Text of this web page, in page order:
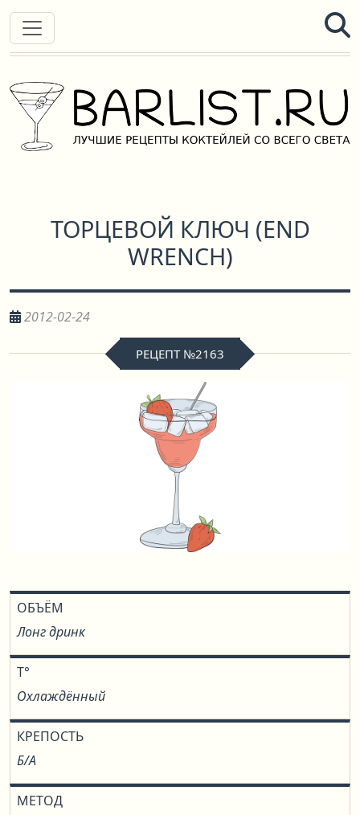
ТОРЦЕВОЙ КЛЮЧ (END
WRENCH)
2012-02-24
РЕЦЕПТ №2163
ОБЪЁМ
Лонг дринк
T°
Охлаждённый
КРЕПОСТЬ
Б/А
МЕТОД